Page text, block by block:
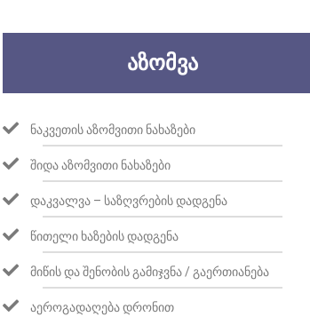
ᲐᲖᲝᲛᲕᲐ
ᲜᲐᲙᲕᲔᲗᲘᲡ ᲐᲖᲝᲛᲕᲘᲗᲘ ᲜᲐᲮᲐᲖᲔᲑᲘ
ᲨᲘᲓᲐ ᲐᲖᲝᲛᲕᲘᲗᲘ ᲜᲐᲮᲐᲖᲔᲑᲘ
ᲓᲐᲙᲕᲐᲚᲕᲐ – ᲡᲐᲖᲦᲕᲠᲔᲑᲘᲡ ᲓᲐᲓᲒᲔᲜᲐ
ᲬᲘᲗᲔᲚᲘ ᲮᲐᲖᲔᲑᲘᲡ ᲓᲐᲓᲒᲔᲜᲐ
ᲛᲘᲬᲘᲡ ᲓᲐ ᲨᲔᲜᲝᲑᲘᲡ ᲒᲐᲛᲘᲯᲕᲜᲐ / ᲒᲐᲔᲠᲗᲘᲐᲜᲔᲑᲐ
ᲐᲔᲠᲝᲒᲐᲓᲐᲦᲔᲑᲐ ᲓᲠᲝᲜᲘᲗ